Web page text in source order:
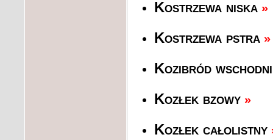
Kostrzewa niska »
Kostrzewa pstra »
Kozibród wschodni
Kozłek bzowy »
Kozłek całolistny